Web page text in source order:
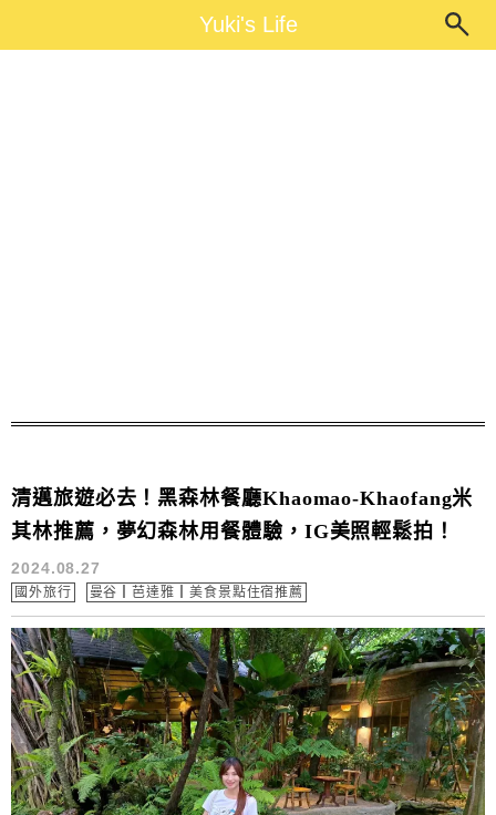
Yuki's LifeYuki's Life
清邁旅遊必去！黑森林餐廳Khaomao-Khaofang米
其林推薦，夢幻森林用餐體驗，IG美照輕鬆拍！
2024.08.27
國外旅行 曼谷┃芭達雅┃美食景點住宿推薦